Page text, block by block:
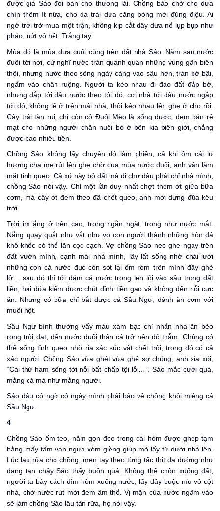
được giá Sáo đòi bán cho thương lái. Chồng bảo chờ cho dưa
chín thêm ít nữa, cho da trái dưa căng bóng mới đúng điệu. Ai
ngờ trời trở mưa một trận, không kịp cắt dây dưa nổ lụp bụp như
pháo, nứt vỏ hết. Trắng tay.
Mùa đó là mùa dưa cuối cùng trên đất nhà Sáo. Năm sau nước
đuổi tới nơi, cứ nghĩ nước tràn quanh quẩn những vùng gần biển
thôi, nhưng nước theo sông ngày càng vào sâu hơn, tràn bờ bãi,
ngấm vào chân ruộng. Người ta kéo nhau đi đào đất đắp bờ,
nhưng đắp tới đâu nước theo tới đó, cơi nhà tới đâu nước ngập
tới đó, không lẽ ở trên mái nhà, thôi kéo nhau lên ghe ở cho rồi.
Cây trái tàn rụi, chỉ còn cỏ Đuôi Mèo là sống được, đem bán rẻ
mạt cho những người chăn nuôi bò ở bên kia biên giới, chẳng
được bao nhiêu tiền.
Chồng Sáo không lấy chuyện đó làm phiền, cả khi ôm cái lư
hương cha mẹ rút lên ghe chờ qua mùa nước đuổi, anh vẫn làm
mặt tỉnh queo. Cả xứ này bỏ đất mà đi chớ đâu phải chỉ nhà mình,
chồng Sáo nói vậy. Chỉ một lần duy nhất chợt thèm ớt giữa bữa
cơm, mà cây ớt đem theo đã chết queo, anh mới dựng đũa kêu
trời.
Trời im ắng ở trên cao, trong ngằn ngặt, trong như nước mắt.
Nắng quay quắt như vắt như vo con người thành những hòn đá
khô khốc có thể lăn cọc cạch. Vợ chồng Sáo neo ghe ngay trên
đất vườn mình, cạnh mái nhà mình, lây lất sống nhờ chài lưới
những con cá nước đục còn sót lại ốm ròm trên mình đầy ghẻ
lở… sau đó thì tới đám cá nước trong len lỏi vào sâu trong đất
liền, hai đứa kiếm được chút đỉnh tiền gạo và không đến nỗi cực
ăn. Nhưng có bữa chỉ bắt được cá Sầu Ngư, đành ăn cơm với
muối hột.
Sầu Ngư bình thường vẩy màu xám bạc chỉ nhẩn nha ăn bèo
rong trôi dạt, đến nước đuổi thân cá trở nên đỏ thẫm. Chúng có
thể sống tỉnh queo nhờ rỉa xác súc vật chết trôi, trong đó có cả
xác người. Chồng Sáo vừa ghét vừa ghê sợ chúng, anh xỉa xói,
“Cái thứ ham sống tới nỗi bất chấp tội lỗi…”. Sáo mắc cười quá,
mắng cá mà như mắng người.
Sáo đâu có ngờ có ngày mình phải bảo vệ chồng khỏi miệng cá
Sầu Ngư.
4
Chồng Sáo ốm teo, nằm gọn đeo trong cái hòm được ghép tạm
bằng mấy tấm ván ngựa xóm giềng giúp mò lấy từ dưới nhà lên.
Lúc lau rửa cho chồng, men tay theo từng tấc thịt da dường như
đang tan chảy Sáo thấy buồn quá. Không thể chôn xuống đất,
người ta bày cách dìm hòm xuống nước, lấy dây buộc níu vô cột
nhà, chờ nước rút mới đem âm thổ. Vị mặn của nước ngấm vào
sẽ làm chồng Sáo lâu tàn rữa, họ nói vậy.